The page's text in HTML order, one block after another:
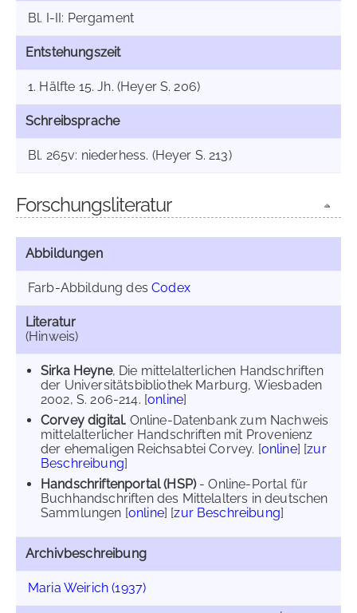
Bl. I-II: Pergament
Entstehungszeit
1. Hälfte 15. Jh. (Heyer S. 206)
Schreibsprache
Bl. 265v: niederhess. (Heyer S. 213)
Forschungsliteratur
Abbildungen
Farb-Abbildung desCodex
Literatur
(Hinweis)
Sirka Heyne, Die mittelalterlichen Handschriften
der Universitätsbibliothek Marburg, Wiesbaden
2002, S. 206-214. [online]
Corvey digital. Online-Datenbank zum Nachweis
mittelalterlicher Handschriften mit Provenienz
der ehemaligen Reichsabtei Corvey. [online] [zur
Beschreibung]
Handschriftenportal (HSP)- Online-Portal für
Buchhandschriften des Mittelalters in deutschen
Sammlungen [online] [zur Beschreibung]
Archivbeschreibung
Maria Weirich (1937)